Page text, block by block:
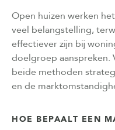
Open huizen werken
veel belangstelling,
effectiever zijn bij
doelgroep aanspreken.
beide methoden
en de
HOE BEPAALT EEN